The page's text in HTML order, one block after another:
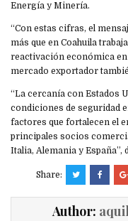
Energía y Minería.
“Con estas cifras, el
más que en Coahuila
reactivación económica
mercado exportador
“La cercanía con Estados
condiciones de seguridad
factores que fortalecen el
principales socios
Italia, Alemania y España”,
Share:
Author: